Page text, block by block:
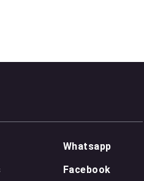
Whatsapp
Facebook